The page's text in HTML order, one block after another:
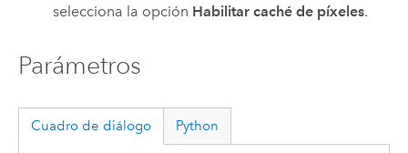
selecciona la opción Habilitar caché de píxeles.
Parámetros
Cuadro de diálogo Python